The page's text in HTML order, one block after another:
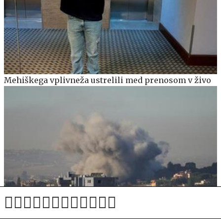
Mehiškega vplivneža ustrelili med prenosom v živo